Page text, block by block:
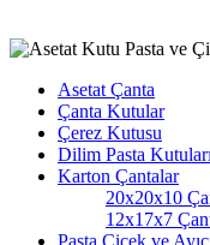
Asetat Çanta
Çanta Kutular
Çerez Kutusu
Dilim Pasta Kutuları
Karton Çantalar
20x20x10
12x17x7
Pasta Çiçek ve